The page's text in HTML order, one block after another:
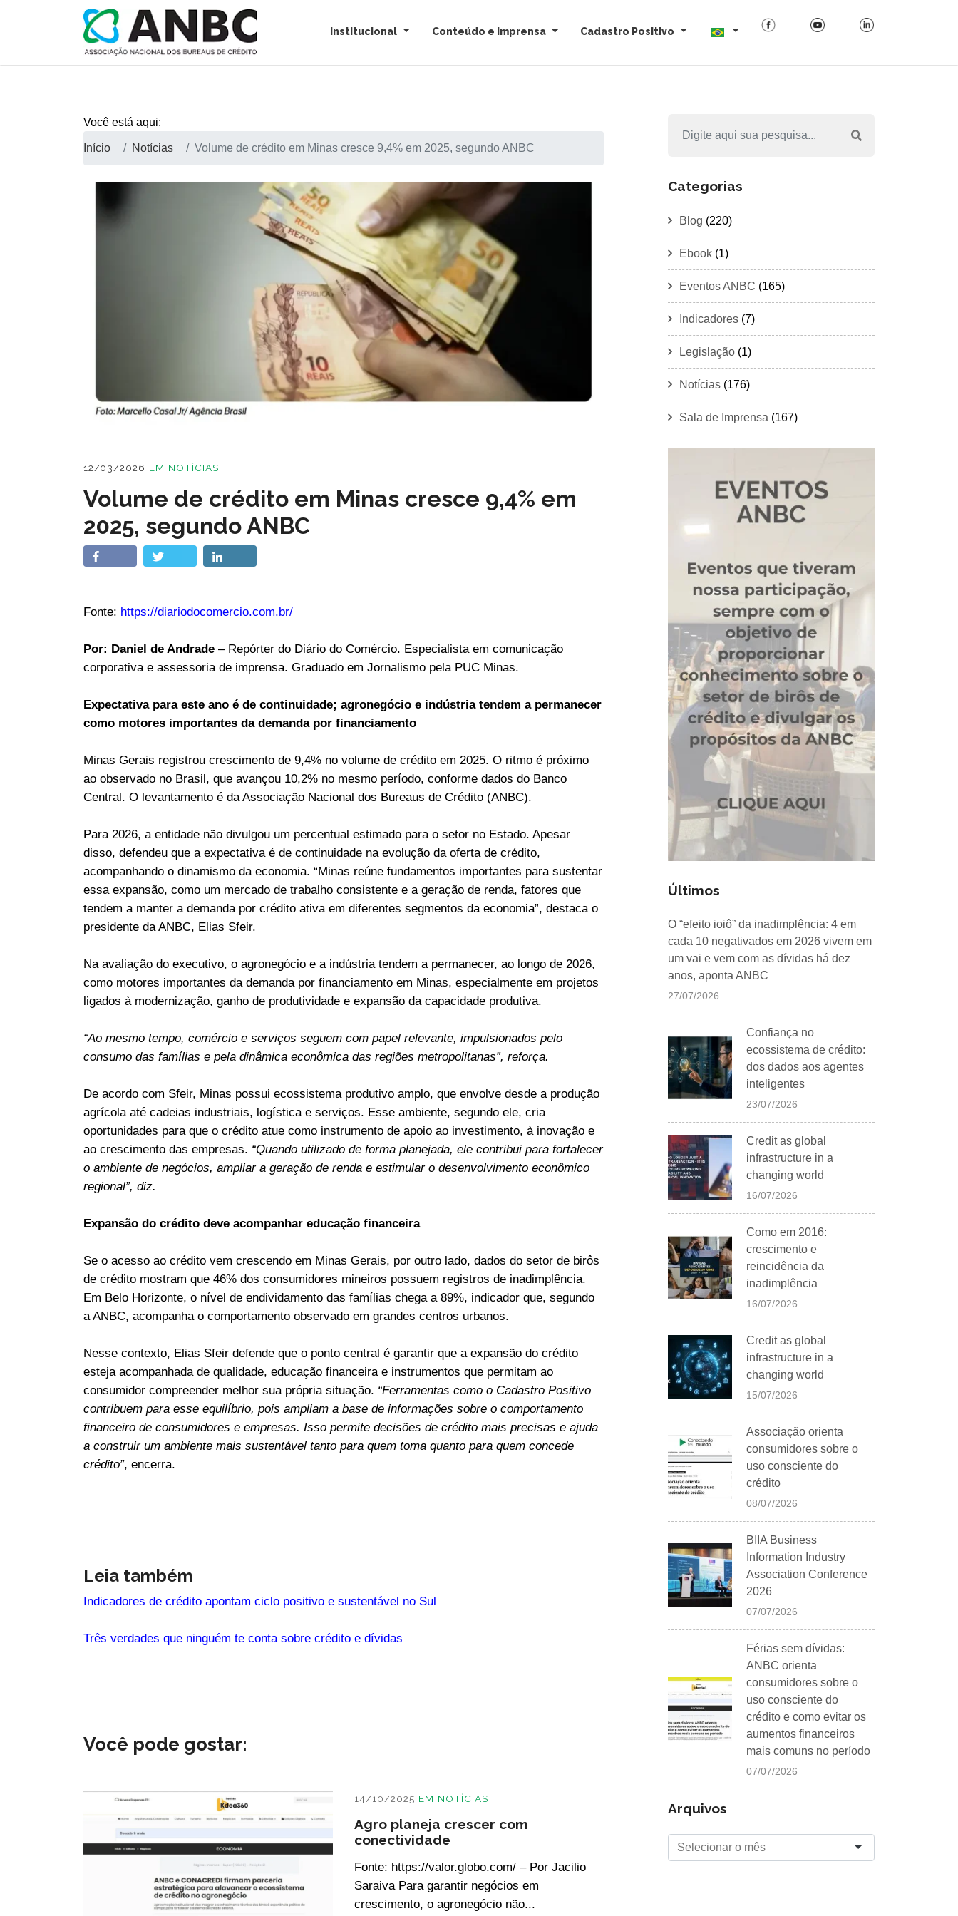
Institucional Conteúdo e imprensa Cadastro Positivo
Você está aqui:
Início Notícias Volume de crédito em Minas cresce 9,4% em 2025, segundo ANBC
12/03/2026 EM NOTÍCIAS
Volume de crédito em Minas cresce 9,4% em
2025, segundo ANBC
Fonte: https://diariodocomercio.com.br/
Por: Daniel de Andrade – Repórter do Diário do Comércio. Especialista em comunicação
corporativa e assessoria de imprensa. Graduado em Jornalismo pela PUC Minas.
Expectativa para este ano é de continuidade; agronegócio e indústria tendem a permanecer
como motores importantes da demanda por financiamento
Minas Gerais registrou crescimento de 9,4% no volume de crédito em 2025. O ritmo é próximo
ao observado no Brasil, que avançou 10,2% no mesmo período, conforme dados do Banco
Central. O levantamento é da Associação Nacional dos Bureaus de Crédito (ANBC).
Para 2026, a entidade não divulgou um percentual estimado para o setor no Estado. Apesar
disso, defendeu que a expectativa é de continuidade na evolução da oferta de crédito,
acompanhando o dinamismo da economia. “Minas reúne fundamentos importantes para sustentar
essa expansão, como um mercado de trabalho consistente e a geração de renda, fatores que
tendem a manter a demanda por crédito ativa em diferentes segmentos da economia”, destaca o
presidente da ANBC, Elias Sfeir.
Na avaliação do executivo, o agronegócio e a indústria tendem a permanecer, ao longo de 2026,
como motores importantes da demanda por financiamento em Minas, especialmente em projetos
ligados à modernização, ganho de produtividade e expansão da capacidade produtiva.
“Ao mesmo tempo, comércio e serviços seguem com papel relevante, impulsionados pelo
consumo das famílias e pela dinâmica econômica das regiões metropolitanas”, reforça.
De acordo com Sfeir, Minas possui ecossistema produtivo amplo, que envolve desde a produção
agrícola até cadeias industriais, logística e serviços. Esse ambiente, segundo ele, cria
oportunidades para que o crédito atue como instrumento de apoio ao investimento, à inovação e
ao crescimento das empresas. “Quando utilizado de forma planejada, ele contribui para fortalecer
o ambiente de negócios, ampliar a geração de renda e estimular o desenvolvimento econômico
regional”, diz.
Expansão do crédito deve acompanhar educação financeira
Se o acesso ao crédito vem crescendo em Minas Gerais, por outro lado, dados do setor de birôs
de crédito mostram que 46% dos consumidores mineiros possuem registros de inadimplência.
Em Belo Horizonte, o nível de endividamento das famílias chega a 89%, indicador que, segundo
a ANBC, acompanha o comportamento observado em grandes centros urbanos.
Nesse contexto, Elias Sfeir defende que o ponto central é garantir que a expansão do crédito
esteja acompanhada de qualidade, educação financeira e instrumentos que permitam ao
consumidor compreender melhor sua própria situação. “Ferramentas como o Cadastro Positivo
contribuem para esse equilíbrio, pois ampliam a base de informações sobre o comportamento
financeiro de consumidores e empresas. Isso permite decisões de crédito mais precisas e ajuda
a construir um ambiente mais sustentável tanto para quem toma quanto para quem concede
crédito”, encerra.
Leia também
Indicadores de crédito apontam ciclo positivo e sustentável no Sul
Três verdades que ninguém te conta sobre crédito e dívidas
Você pode gostar:
14/10/2025 EM NOTÍCIAS
Agro planeja crescer com
conectividade
Fonte: https://valor.globo.com/ – Por Jacilio
Saraiva Para garantir negócios em
crescimento, o agronegócio não...
Categorias
Blog (220)
Ebook (1)
Eventos ANBC (165)
Indicadores (7)
Legislação (1)
Notícias (176)
Sala de Imprensa (167)
Últimos
O “efeito ioiô” da inadimplência: 4 em
cada 10 negativados em 2026 vivem em
um vai e vem com as dívidas há dez
anos, aponta ANBC
27/07/2026
Confiança no
ecossistema de crédito:
dos dados aos agentes
inteligentes
23/07/2026
Credit as global
infrastructure in a
changing world
16/07/2026
Como em 2016:
crescimento e
reincidência da
inadimplência
16/07/2026
Credit as global
infrastructure in a
changing world
15/07/2026
Associação orienta
consumidores sobre o
uso consciente do
crédito
08/07/2026
BIIA Business
Information Industry
Association Conference
2026
07/07/2026
Férias sem dívidas:
ANBC orienta
consumidores sobre o
uso consciente do
crédito e como evitar os
aumentos financeiros
mais comuns no período
07/07/2026
Arquivos